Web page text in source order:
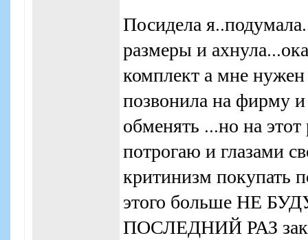
Посидела
размеры и
комплект а мне
позвонила на фирму
обменять ...но на
потрогаю и глазами
критинизм покупать
этого больше НЕ
ПОСЛЕДНИЙ РАЗ